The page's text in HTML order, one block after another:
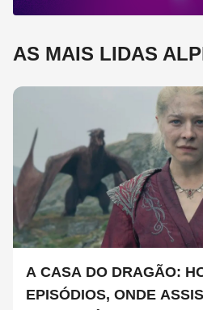
AS MAIS LIDAS
A CASA DO DRAGÃO:
EPISÓDIOS, ONDE